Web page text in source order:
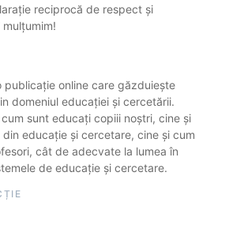
reciprocă de respect și
mulțumim!
publicație online care găzduiește
domeniul educației și cercetării.
sunt educați copiii noștri, cine și
educație și cercetare, cine și cum
cât de adecvate la lumea în
de educație și cercetare.